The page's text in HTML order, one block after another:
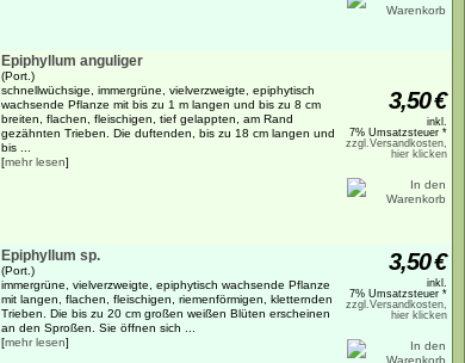
Epiphyllum anguliger
(Port.)
schnellwüchsige, immergrüne, vielverzweigte, epiphytisch
wachsende Pflanze mit bis zu 1 m langen und bis zu 8 cm
breiten, flachen, fleischigen, tief gelappten, am Rand
gezähnten Trieben. Die duftenden, bis zu 18 cm langen und
bis ...
[mehr lesen]
3,50€
inkl.
7% Umsatzsteuer *
zzgl.Versandkosten,
hier klicken
Epiphyllum sp.
(Port.)
immergrüne, vielverzweigte, epiphytisch wachsende Pflanze
mit langen, flachen, fleischigen, riemenförmigen, kletternden
Trieben. Die bis zu 20 cm großen weißen Blüten erscheinen
an den Sproßen. Sie öffnen sich ...
[mehr lesen]
3,50€
inkl.
7% Umsatzsteuer *
zzgl.Versandkosten,
hier klicken